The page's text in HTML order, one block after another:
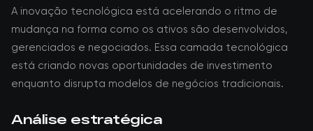
A inovação tecnológica está acelerando o ritmo de
mudança na forma como os ativos são desenvolvidos,
gerenciados e negociados. Essa camada tecnológica
está criando novas oportunidades de investimento
enquanto disrupta modelos de negócios tradicionais.
Análise estratégica